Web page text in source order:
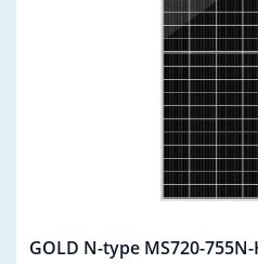
GOLD N-type MS720-